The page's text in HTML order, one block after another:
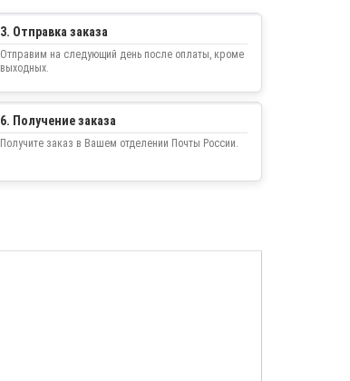
3. Отправка заказа
Отправим на следующий день после оплаты, кроме
выходных.
6. Получение заказа
Получите заказ в Вашем отделении Почты России.